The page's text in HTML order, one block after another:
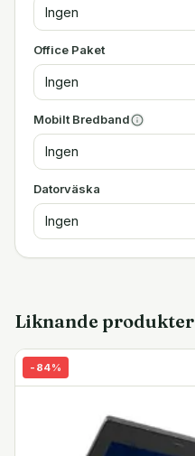
Ingen
Office Paket
Ingen
Mobilt Bredband
Ingen
Datorväska
Ingen
Liknande produkter
- 84%